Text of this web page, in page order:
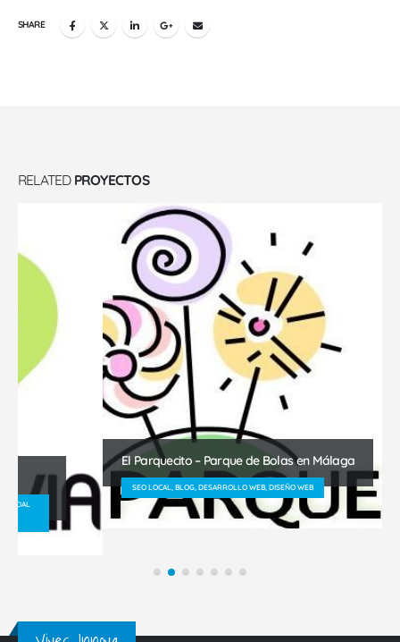
SHARE
RELATED PROYECTOS
El Parquecito – Parque de Bolas en Málaga
SEO LOCAL, BLOG, DESARROLLO WEB, DISEÑO WEB
Vives Innova